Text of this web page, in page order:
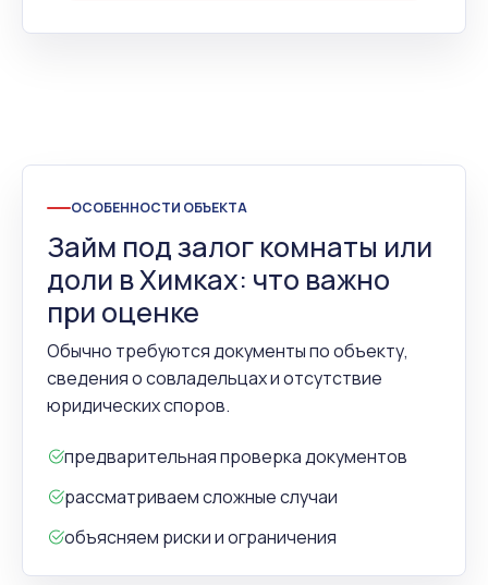
ОСОБЕННОСТИ ОБЪЕКТА
Займ под залог комнаты или
доли в Химках: что важно
при оценке
Обычно требуются документы по объекту,
сведения о совладельцах и отсутствие
юридических споров.
предварительная проверка документов
рассматриваем сложные случаи
объясняем риски и ограничения